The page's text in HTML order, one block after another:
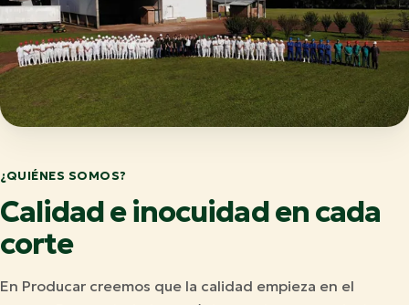
¿QUIÉNES SOMOS?
Calidad e inocuidad en cada
corte
En Producar creemos que la calidad empieza en el